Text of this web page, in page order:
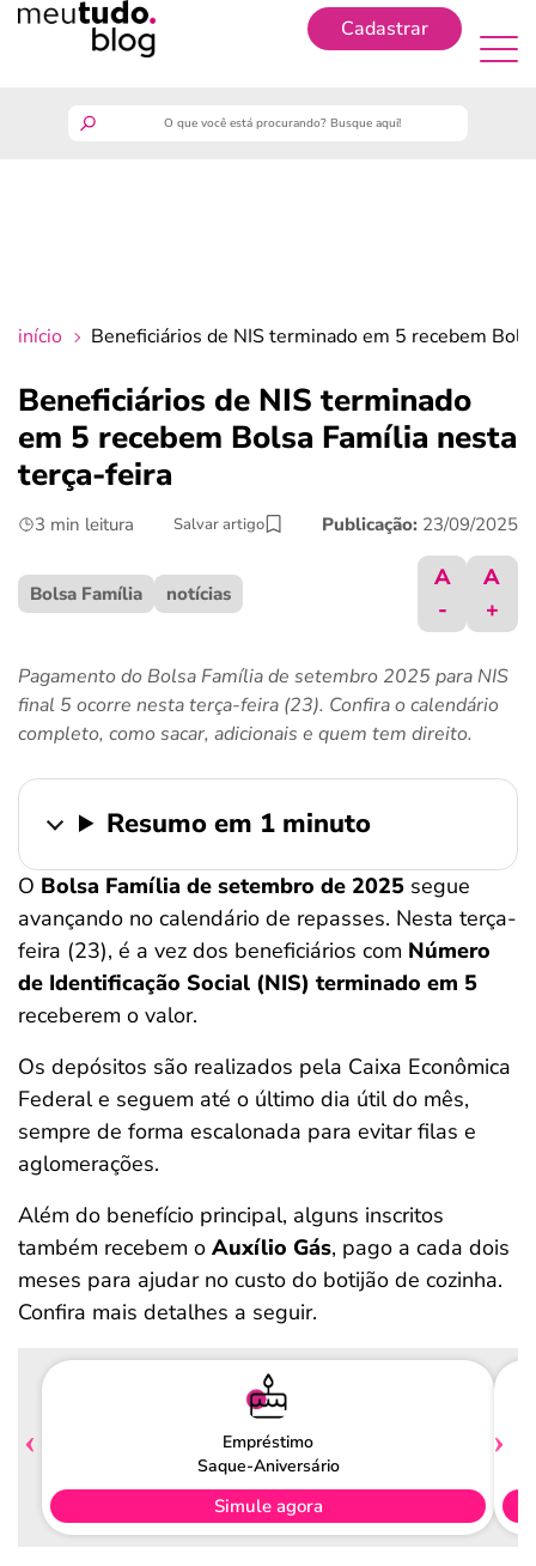
Cadastrar
crédito fácil
últimas notícias
início Beneficiários de NIS terminado em 5 recebem
Beneficiários de NIS terminado
em 5 recebem Bolsa Família nesta
terça-feira
3 min leitura Salvar artigo Publicação: 23/09/2025
Bolsa Família notícias
A
-
A
+
Pagamento do Bolsa Família de setembro 2025 para NIS
final 5 ocorre nesta terça-feira (23). Confira o calendário
completo, como sacar, adicionais e quem tem direito.
Resumo em 1 minuto
O Bolsa Família de setembro de 2025 segue
avançando no calendário de repasses. Nesta terça-
feira (23), é a vez dos beneficiários com Número
de Identificação Social (NIS) terminado em 5
receberem o valor.
Os depósitos são realizados pela Caixa Econômica
Federal e seguem até o último dia útil do mês,
sempre de forma escalonada para evitar filas e
aglomerações.
Além do benefício principal, alguns inscritos
também recebem o Auxílio Gás, pago a cada dois
meses para ajudar no custo do botijão de cozinha.
Confira mais detalhes a seguir.
Empréstimo
Saque-Aniversário
Simule agora